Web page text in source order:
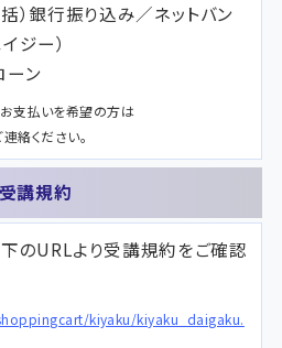
）銀行振り込み／ネットバン
ジー）
ーン
支払いを希望の方は
絡ください。
受講規約
のURLより受講規約をご確認
kiyaku/kiyaku_daigaku.